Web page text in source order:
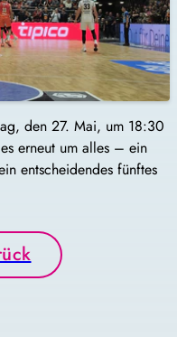
den 27. Mai, um 18:30
erneut um alles – ein
entscheidendes fünftes